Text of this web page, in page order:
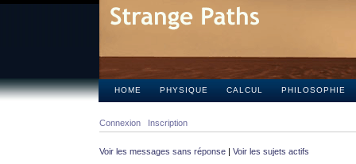
HOME PHYSIQUE CALCUL PHILOSOPHIE
Connexion Inscription
Voir les messages sans réponse | Voir les sujets actifs